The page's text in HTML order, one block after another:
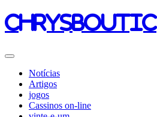
chrysboutic
Notícias
Artigos
jogos
Cassinos on-line